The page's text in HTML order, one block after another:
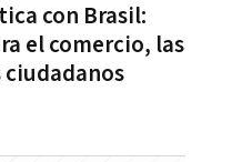
con Brasil:
el comercio, las
ciudadanos